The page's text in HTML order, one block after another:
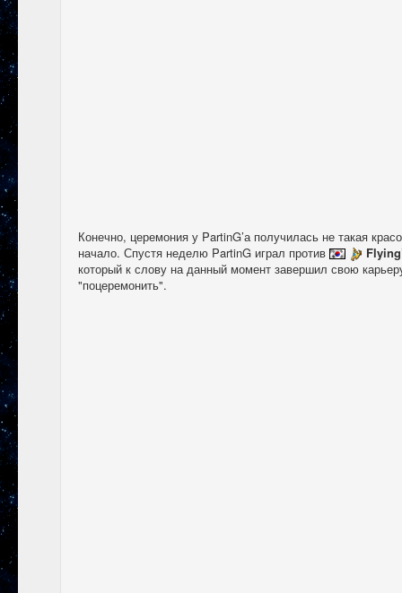
Конечно, церемония у PartinG’а получилась не такая
начало. Спустя неделю PartinG играл против
Flying
который к слову на данный момент завершил свою
"поцеремонить".